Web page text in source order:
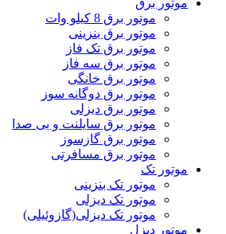
موتور برق
موتور برق 8 کیلو وات
موتور برق بنزینی
موتور برق تک فاز
موتور برق سه فاز
موتور برق خانگی
موتور برق دوگانه سوز
موتور برق دیزلی
موتور برق سایلنت و بی صدا
موتور برق گازسوز
موتور برق مسافرتی
موتور تک
موتور تک بنزینی
موتور تک دیزلی
موتور تک دیزلی(گازوئیلی)
موتور دیزل